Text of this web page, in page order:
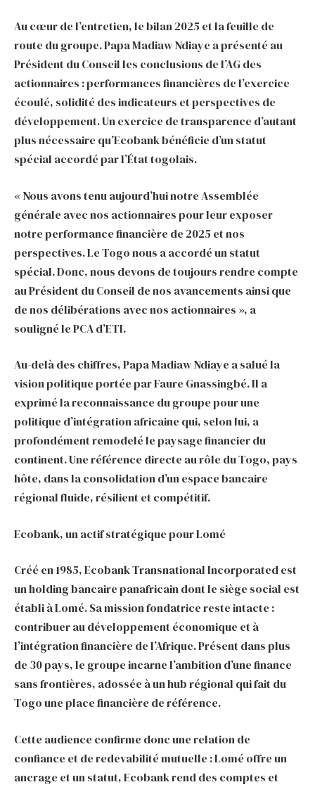
Au cœur de l’entretien, le bilan 2025 et la feuille de
route du groupe. Papa Madiaw Ndiaye a présenté au
Président du Conseil les conclusions de l’AG des
actionnaires : performances financières de l’exercice
écoulé, solidité des indicateurs et perspectives de
développement. Un exercice de transparence d’autant
plus nécessaire qu’Ecobank bénéficie d’un statut
spécial accordé par l’État togolais.
« Nous avons tenu aujourd’hui notre Assemblée
générale avec nos actionnaires pour leur exposer
notre performance financière de 2025 et nos
perspectives. Le Togo nous a accordé un statut
spécial. Donc, nous devons de toujours rendre compte
au Président du Conseil de nos avancements ainsi que
de nos délibérations avec nos actionnaires », a
souligné le PCA d’ETI.
Au-delà des chiffres, Papa Madiaw Ndiaye a salué la
vision politique portée par Faure Gnassingbé. Il a
exprimé la reconnaissance du groupe pour une
politique d’intégration africaine qui, selon lui, a
profondément remodelé le paysage financier du
continent. Une référence directe au rôle du Togo, pays
hôte, dans la consolidation d’un espace bancaire
régional fluide, résilient et compétitif.
Ecobank, un actif stratégique pour Lomé
Créé en 1985, Ecobank Transnational Incorporated est
un holding bancaire panafricain dont le siège social est
établi à Lomé. Sa mission fondatrice reste intacte :
contribuer au développement économique et à
l’intégration financière de l’Afrique. Présent dans plus
de 30 pays, le groupe incarne l’ambition d’une finance
sans frontières, adossée à un hub régional qui fait du
Togo une place financière de référence.
Cette audience confirme donc une relation de
confiance et de redevabilité mutuelle : Lomé offre un
ancrage et un statut, Ecobank rend des comptes et